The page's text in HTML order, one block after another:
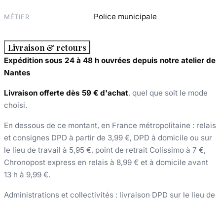
MÉTIER Police municipale
Livraison & retours
Expédition sous 24 à 48 h ouvrées depuis notre atelier de
Nantes
Livraison offerte dès 59 € d'achat, quel que soit le mode
choisi.
En dessous de ce montant, en France métropolitaine : relais
et consignes DPD à partir de 3,99 €, DPD à domicile ou sur
le lieu de travail à 5,95 €, point de retrait Colissimo à 7 €,
Chronopost express en relais à 8,99 € et à domicile avant
13 h à 9,99 €.
Administrations et collectivités : livraison DPD sur le lieu de